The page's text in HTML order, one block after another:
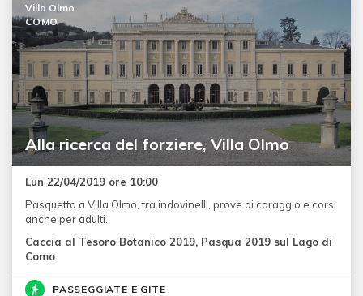
Alla ricerca del forziere, Villa Olmo
Villa Olmo
COMO
Lun 22/04/2019 ore 10:00
Pasquetta a Villa Olmo, tra indovinelli, prove di coraggio e corsi
anche per adulti.
Caccia al Tesoro Botanico 2019, Pasqua 2019 sul Lago di
Como
PASSEGGIATE E GITE